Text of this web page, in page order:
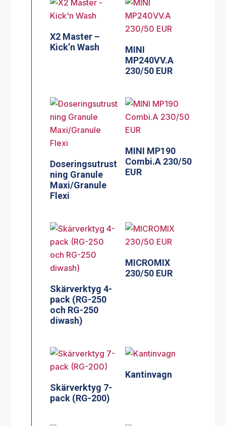
X2 Master –
Kick’n Wash
MINI
MP240VV.A
230/50 EUR
Doseringsutrust
ning Granule
Maxi/Granule
Flexi
MINI MP190
Combi.A 230/50
EUR
Skärverktyg 4-
pack (RG-250
och RG-250
diwash)
MICROMIX
230/50 EUR
Skärverktyg 7-
pack (RG-200)
Kantinvagn